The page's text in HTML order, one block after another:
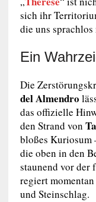
sich ihr
die uns sprachlos
Ein
Die
del Almendro
das offizielle
den Strand von
bloßes Kuriosum
die oben in den
staunend vor der
regiert
und Steinschlag.